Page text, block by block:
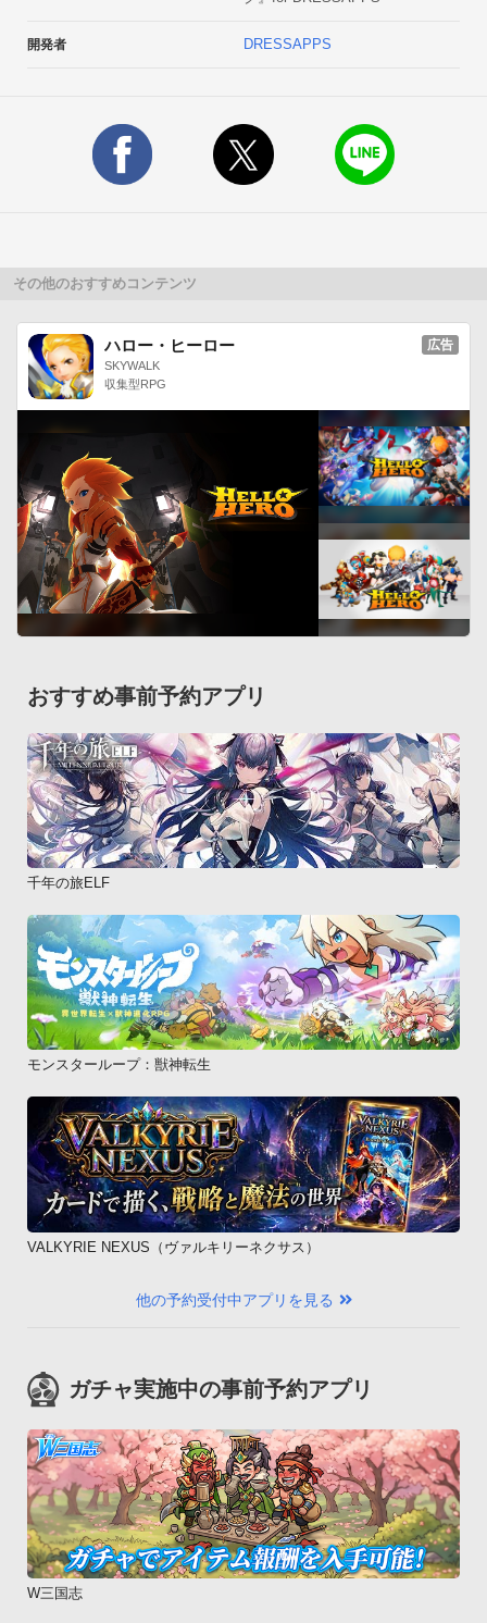
1）ホーム画面の空スペースを長押します
2）メニュー表示「ウィジェット」を選択します
5）設置した検索ウィジェットの左側をタップするときせかえ
設定ができます！パターン2
3）ホーム画面が表示されますので、ウィジェットを表示した
4）きせかえ選択画面に移るので、ウィジェットを選びOKをタ
ップします
5）設置した検索ウィジェットの左側をタップするときせかえ
設定ができます！※ホーム画面にウィジェットを置くスペース
◆きせかえ方法
検索ウィジェットはデザインを着せ替える事ができます
1）ホーム画面に設置した検索ウィジェットの左端のキャラク
ターやデザインをタップすると「設定画面」が開きます。
2）「Add Design」から、お好みのデザインを選んでタップし
てください。◆対応機種★
Android OS 2.3.3以降機種◆お問い合わせ、ご要望、不具合な
不具合等は下記メールアドレスから直接ご連絡ください。
開発者 DRESSAPPS
その他のおすすめコンテンツ
ハロー・ヒーロー
SKYWALK
収集型RPG
広告
おすすめ事前予約アプリ
千年の旅ELF
モンスターループ：獣神転生
VALKYRIE NEXUS（ヴァルキリーネクサス）
他の予約受付中アプリを見る
ガチャ実施中の事前予約アプリ
W三国志